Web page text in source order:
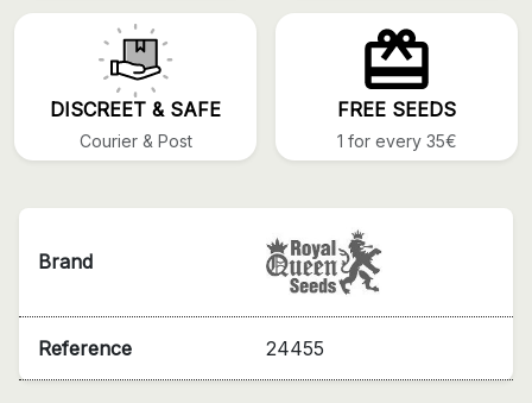
DISCREET & SAFE
Courier & Post
FREE SEEDS
1 for every 35€
Brand
Reference 24455